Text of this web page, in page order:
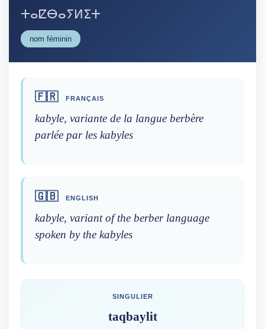
ⵜⴰⵇⴱⴰⵢⵍⵉⵜ
nom féminin
🇫🇷 FRANÇAIS
kabyle, variante de la langue berbère
parlée par les kabyles
🇬🇧 ENGLISH
kabyle, variant of the berber language
spoken by the kabyles
SINGULIER
taqbaylit